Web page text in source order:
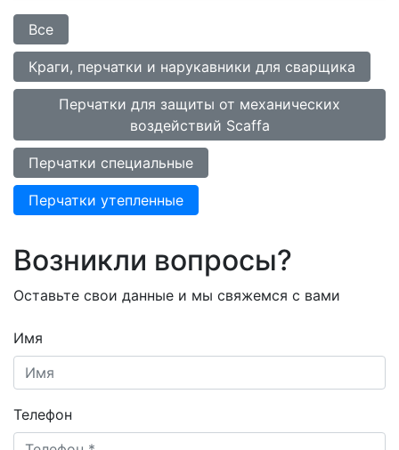
Все
Краги, перчатки и нарукавники для сварщика
Перчатки для защиты от механических
воздействий Scaffa
Перчатки специальные
Перчатки утепленные
Возникли вопросы?
Оставьте свои данные и мы свяжемся с вами
Имя
Телефон